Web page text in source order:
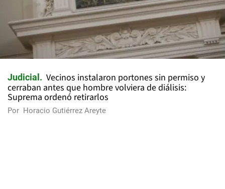
Judicial
Vecinos instalaron portones sin permiso y
cerraban antes que hombre volviera de diálisis:
Suprema ordenó retirarlos
Por Horacio Gutiérrez Areyte